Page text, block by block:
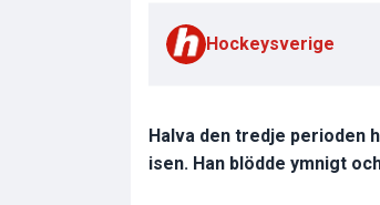
Hockeysverige
Halva den tredje perioden
isen. Han blödde ymnigt